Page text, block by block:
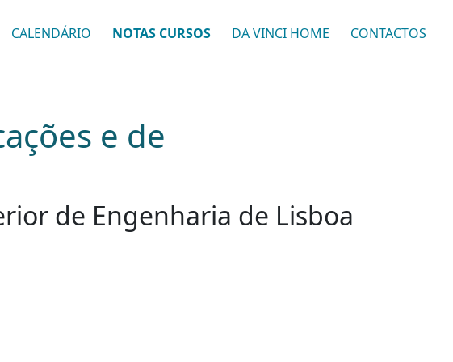
CALENDÁRIO NOTAS CURSOS DA VINCI HOME CONTACTOS
e de
de Engenharia de Lisboa